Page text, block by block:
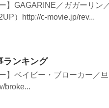
】GAGARINE／ガガーリン
）http://c-movie.jp/rev...
ランキング
】ベイビー・ブローカー／
broke...